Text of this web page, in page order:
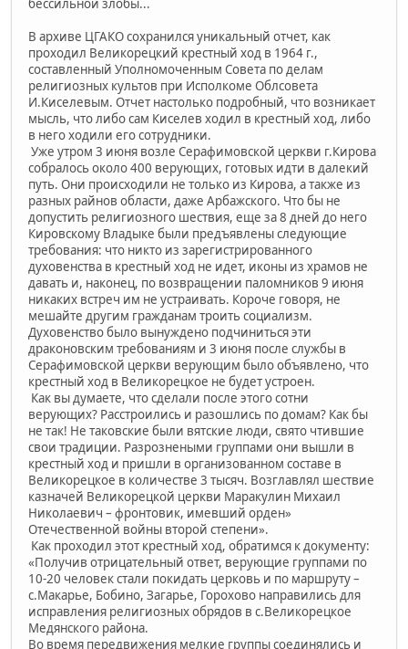
В архиве ЦГАКО сохранился уникальный отчет, как
проходил Великорецкий крестный ход в 1964 г.,
составленный Уполномоченным Совета по делам
религиозных культов при Исполкоме Облсовета
И.Киселевым. Отчет настолько подробный, что возникает
мысль, что либо сам Киселев ходил в крестный ход, либо
в него ходили его сотрудники.
Уже утром 3 июня возле Серафимовской церкви г.Кирова
собралось около 400 верующих, готовых идти в далекий
путь. Они происходили не только из Кирова, а также из
разных райнов области, даже Арбажского. Что бы не
допустить религиозного шествия, еще за 8 дней до него
Кировскому Владыке были предъявлены следующие
требования: что никто из зарегистрированного
духовенства в крестный ход не идет, иконы из храмов не
давать и, наконец, по возвращении паломников 9 июня
никаких встреч им не устраивать. Короче говоря, не
мешайте другим гражданам троить социализм.
Духовенство было вынуждено подчиниться эти
драконовским требованиям и 3 июня после службы в
Серафимовской церкви верующим было объявлено, что
крестный ход в Великорецкое не будет устроен.
Как вы думаете, что сделали после этого сотни
верующих? Расстроились и разошлись по домам? Как бы
не так! Не таковские были вятские люди, свято чтившие
свои традиции. Разрознеными группами они вышли в
крестный ход и пришли в организованном составе в
Великорецкое в количестве 3 тысяч. Возглавлял шествие
казначей Великорецкой церкви Маракулин Михаил
Николаевич – фронтовик, имевший орден»
Отечественной войны второй степени».
Как проходил этот крестный ход, обратимся к документу:
«Получив отрицательный ответ, верующие группами по
10-20 человек стали покидать церковь и по маршруту –
с.Макарье, Бобино, Загарье, Горохово направились для
исправления религиозных обрядов в с.Великорецкое
Медянского района.
Во время передвижения мелкие группы соединялись и